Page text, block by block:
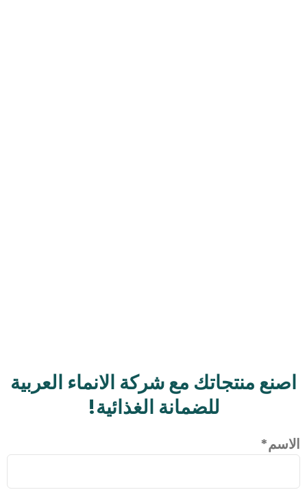
اصنع منتجاتك مع شركة الانماء العربية
للضمانة الغذائية!
الاسم*